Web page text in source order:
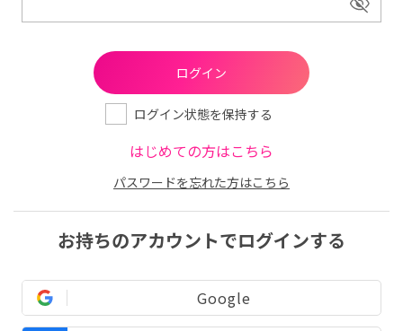
ログイン状態を保持する
はじめての方はこちら
パスワードを忘れた方はこちら
お持ちのアカウントでログインする
Google